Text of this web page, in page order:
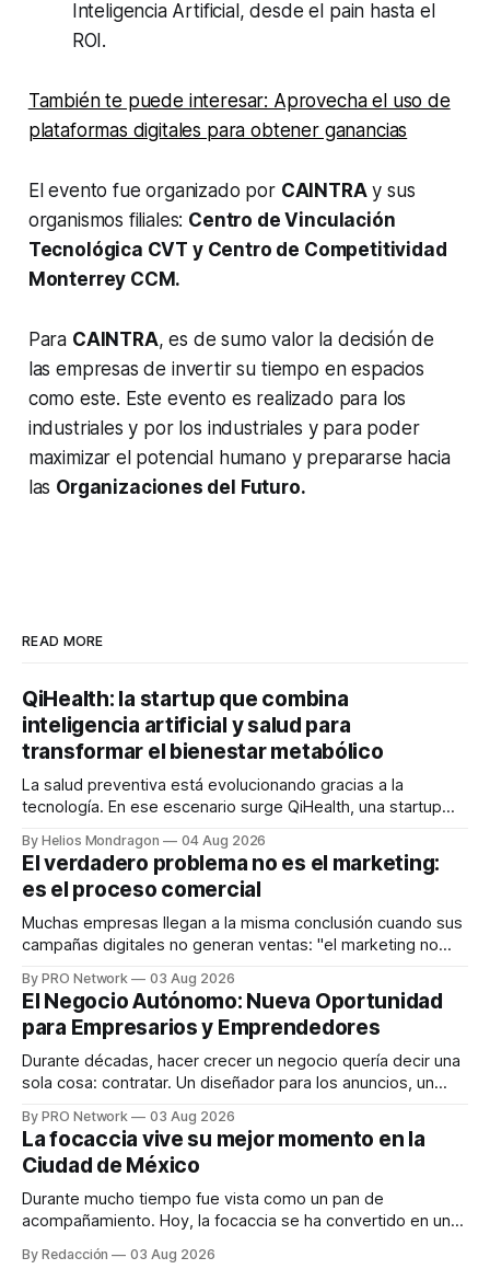
Inteligencia Artificial, desde el pain hasta el
ROI.
También te puede interesar: Aprovecha el uso de
plataformas digitales para obtener ganancias
El evento fue organizado por CAINTRAy sus
organismos filiales: Centro de Vinculación
Tecnológica CVT y Centro de Competitividad
Monterrey CCM.
Para CAINTRA, es de sumo valor la decisión de
las empresas de invertir su tiempo en espacios
como este. Este evento es realizado para los
industriales y por los industriales y para poder
maximizar el potencial humano y prepararse hacia
las Organizaciones del Futuro.
READ MORE
QiHealth: la startup que combina
inteligencia artificial y salud para
transformar el bienestar metabólico
La salud preventiva está evolucionando gracias a la
tecnología. En ese escenario surge QiHealth, una startup
dispositivos inteligentes, inteligencia artificial y monitoreo
en tiempo real para ayudar a las personas a tomar mejores
decisiones sobre su salud metabólica. Su propuesta busca
responder
By Helios Mondragon 04 Aug 2026
El verdadero problema no es el marketing:
es el proceso comercial
Muchas empresas llegan a la misma conclusión cuando sus
campañas digitales no generan ventas: "el marketing no
INTERIUS, el problema suele estar en otro lugar. Durante
una entrevista para el podcast SER PRO, el especialista en
marketing digital explicó que
By PRO Network 03 Aug 2026
El Negocio Autónomo: Nueva Oportunidad
para Empresarios y Emprendedores
Durante décadas, hacer crecer un negocio quería decir una
sola cosa: contratar. Un diseñador para los anuncios, un
para los textos, alguien que supiera de publicidad digital
para encontrar prospectos, un vendedor para atender
llamadas y mensajes, y —con suerte— una persona
By PRO Network 03 Aug 2026
La focaccia vive su mejor momento en la
Ciudad de México
Durante mucho tiempo fue vista como un pan de
acompañamiento. Hoy, la focaccia se ha convertido en uno
artesanal, ingredientes de calidad y experiencias que
By Redacción 03 Aug 2026